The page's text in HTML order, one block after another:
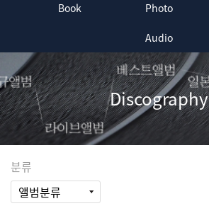
Book Photo
Audio
Discography
분류